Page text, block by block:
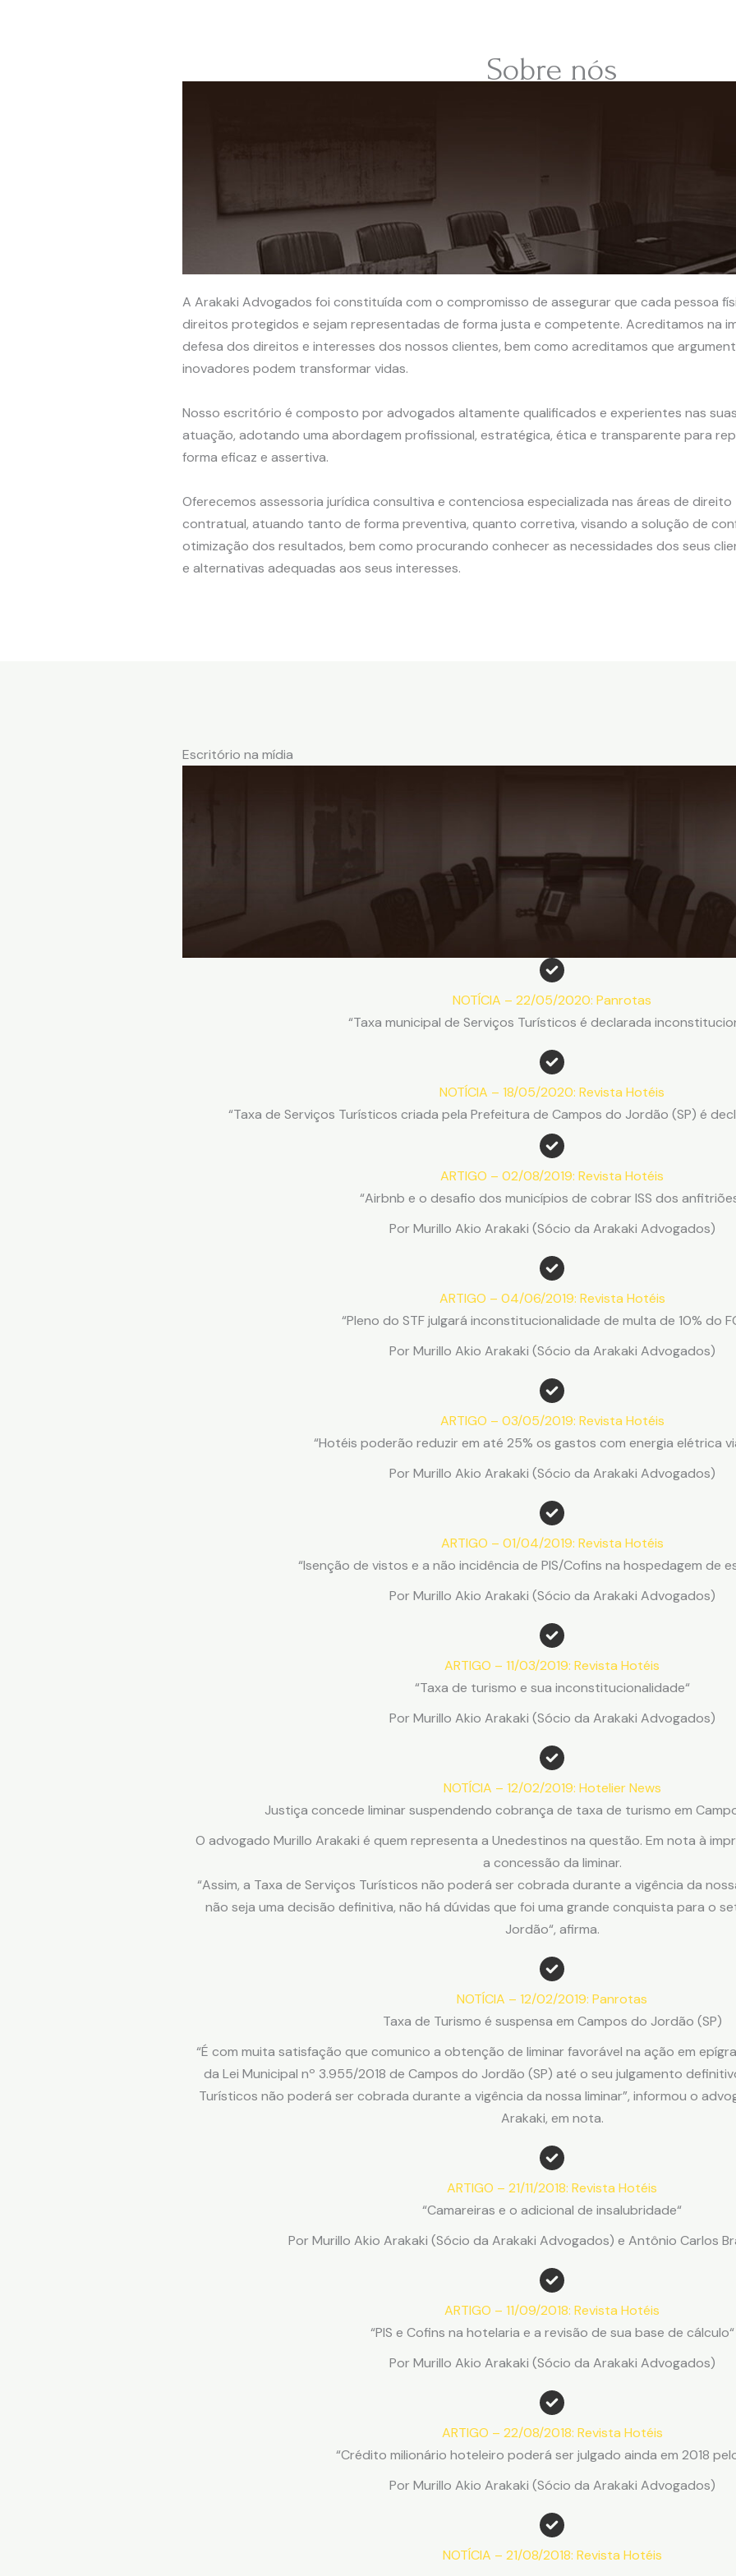
Sobre nós
A Arakaki Advogados foi constituída com o compromisso de assegurar que cada pessoa
direitos protegidos e sejam representadas de forma justa e competente. Acreditamos na
defesa dos direitos e interesses dos nossos clientes, bem como acreditamos que
inovadores podem transformar vidas.
Nosso escritório é composto por advogados altamente qualificados e experientes nas
atuação, adotando uma abordagem profissional, estratégica, ética e transparente para
forma eficaz e assertiva.
Oferecemos assessoria jurídica consultiva e contenciosa especializada nas áreas de
contratual, atuando tanto de forma preventiva, quanto corretiva, visando a solução de
otimização dos resultados, bem como procurando conhecer as necessidades dos seus
e alternativas adequadas aos seus interesses.
Escritório na mídia
NOTÍCIA – 22/05/2020: Panrotas
“Taxa municipal de Serviços Turísticos é declarada
NOTÍCIA – 18/05/2020: Revista Hotéis
“Taxa de Serviços Turísticos criada pela Prefeitura de Campos do Jordão (SP) é
ARTIGO – 02/08/2019: Revista Hotéis
“Airbnb e o desafio dos municípios de cobrar ISS dos
Por Murillo Akio Arakaki (Sócio da Arakaki Advogados)
ARTIGO – 04/06/2019: Revista Hotéis
“Pleno do STF julgará inconstitucionalidade de multa de 10% do
Por Murillo Akio Arakaki (Sócio da Arakaki Advogados)
ARTIGO – 03/05/2019: Revista Hotéis
“Hotéis poderão reduzir em até 25% os gastos com energia elétrica
Por Murillo Akio Arakaki (Sócio da Arakaki Advogados)
ARTIGO – 01/04/2019: Revista Hotéis
“Isenção de vistos e a não incidência de PIS/Cofins na hospedagem de
Por Murillo Akio Arakaki (Sócio da Arakaki Advogados)
ARTIGO – 11/03/2019: Revista Hotéis
“Taxa de turismo e sua inconstitucionalidade“
Por Murillo Akio Arakaki (Sócio da Arakaki Advogados)
NOTÍCIA – 12/02/2019: Hotelier News
Justiça concede liminar suspendendo cobrança de taxa de turismo em
O advogado Murillo Arakaki é quem representa a Unedestinos na questão. Em nota à
a concessão da liminar.
“Assim, a Taxa de Serviços Turísticos não poderá ser cobrada durante a vigência da
não seja uma decisão definitiva, não há dúvidas que foi uma grande conquista para o
Jordão“, afirma.
NOTÍCIA – 12/02/2019: Panrotas
Taxa de Turismo é suspensa em Campos do Jordão (SP)
“É com muita satisfação que comunico a obtenção de liminar favorável na ação em
da Lei Municipal nº 3.955/2018 de Campos do Jordão (SP) até o seu julgamento
Turísticos não poderá ser cobrada durante a vigência da nossa liminar”, informou o
Arakaki, em nota.
ARTIGO – 21/11/2018: Revista Hotéis
“Camareiras e o adicional de insalubridade“
Por Murillo Akio Arakaki (Sócio da Arakaki Advogados) e Antônio Carlos
ARTIGO – 11/09/2018: Revista Hotéis
“PIS e Cofins na hotelaria e a revisão de sua base de cálculo“
Por Murillo Akio Arakaki (Sócio da Arakaki Advogados)
ARTIGO – 22/08/2018: Revista Hotéis
“Crédito milionário hoteleiro poderá ser julgado ainda em 2018
Por Murillo Akio Arakaki (Sócio da Arakaki Advogados)
NOTÍCIA – 21/08/2018: Revista Hotéis